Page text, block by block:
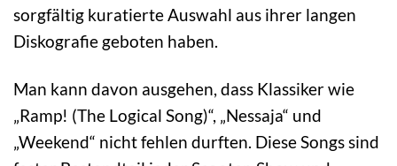
sorgfältig kuratierte Auswahl aus ihrer langen
Diskografie geboten haben.
Man kann davon ausgehen, dass Klassiker wie
„Ramp! (The Logical Song)“, „Nessaja“ und
„Weekend“ nicht fehlen durften. Diese Songs sind